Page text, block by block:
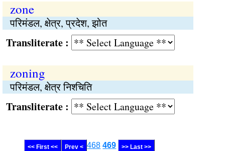
zone
परिमंडल, क्षेत्र, प्रदेश, झोत
:
zoning
परिमंडल, क्षेत्र निश्‍‍चिति
:
<< First << Prev < 468 469 >> Last >>